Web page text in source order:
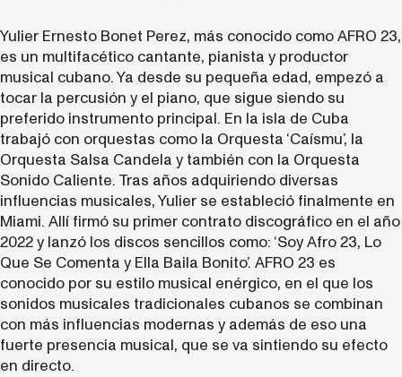
Yulier Ernesto Bonet Perez, más conocido como AFRO 23,
es un multifacético cantante, pianista y productor
musical cubano. Ya desde su pequeña edad, empezó a
tocar la percusión y el piano, que sigue siendo su
preferido instrumento principal. En la isla de Cuba
trabajó con orquestas como la Orquesta ‘Caísmu’, la
Orquesta Salsa Candela y también con la Orquesta
Sonido Caliente. Tras años adquiriendo diversas
influencias musicales, Yulier se estableció finalmente en
Miami. Allí firmó su primer contrato discográfico en el año
2022 y lanzó los discos sencillos como: ‘Soy Afro 23, Lo
Que Se Comenta y Ella Baila Bonito’. AFRO 23 es
conocido por su estilo musical enérgico, en el que los
sonidos musicales tradicionales cubanos se combinan
con más influencias modernas y además de eso una
fuerte presencia musical, que se va sintiendo su efecto
en directo.